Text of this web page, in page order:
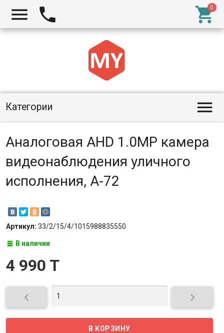
  
Категории 
Аналоговая AHD 1.0MP камера
видеонаблюдения уличного
исполнения, А-72
Артикул: 33/2/15/4/1015988835550
В наличии
4 990 T
 